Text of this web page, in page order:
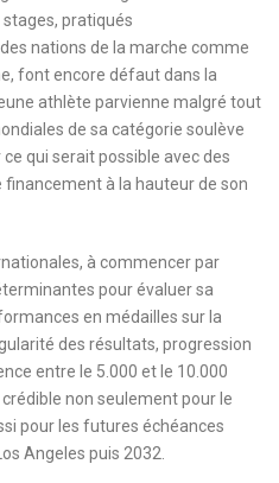
stages, pratiqués
nations de la marche comme
font encore défaut dans la
athlète parvienne malgré tout
de sa catégorie soulève
qui serait possible avec des
à la hauteur de son
à commencer par
pour évaluer sa
en médailles sur la
des résultats, progression
entre le 5.000 et le 10.000
non seulement pour le
pour les futures échéances
Angeles puis 2032.